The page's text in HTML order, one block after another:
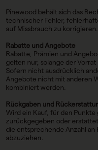
Pinewood behält sich das
technischer Fehler,
auf Missbrauch zu korrigieren.
Rabatte und Angebote
Rabatte, Prämien und
gelten nur, solange der Vorrat
Sofern nicht ausdrücklich
Angebote nicht mit anderen
kombiniert werden.
Rückgaben und
Wird ein Kauf, für den
zurückgegeben oder
die entsprechende Anzahl
abzuziehen.